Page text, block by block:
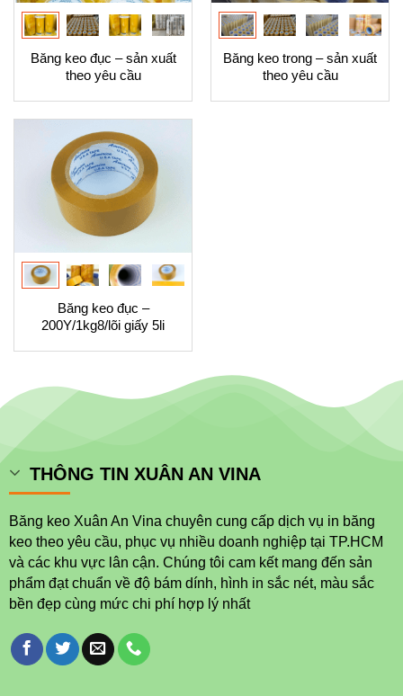
Băng keo đục – sản xuất
theo yêu cầu
Băng keo trong – sản xuất
theo yêu cầu
Băng keo đục –
200Y/1kg8/lõi giấy 5li
THÔNG TIN XUÂN AN VINA
Băng keo Xuân An Vina chuyên cung cấp dịch vụ in băng
keo theo yêu cầu, phục vụ nhiều doanh nghiệp tại TP.HCM
và các khu vực lân cận. Chúng tôi cam kết mang đến sản
phẩm đạt chuẩn về độ bám dính, hình in sắc nét, màu sắc
bền đẹp cùng mức chi phí hợp lý nhất